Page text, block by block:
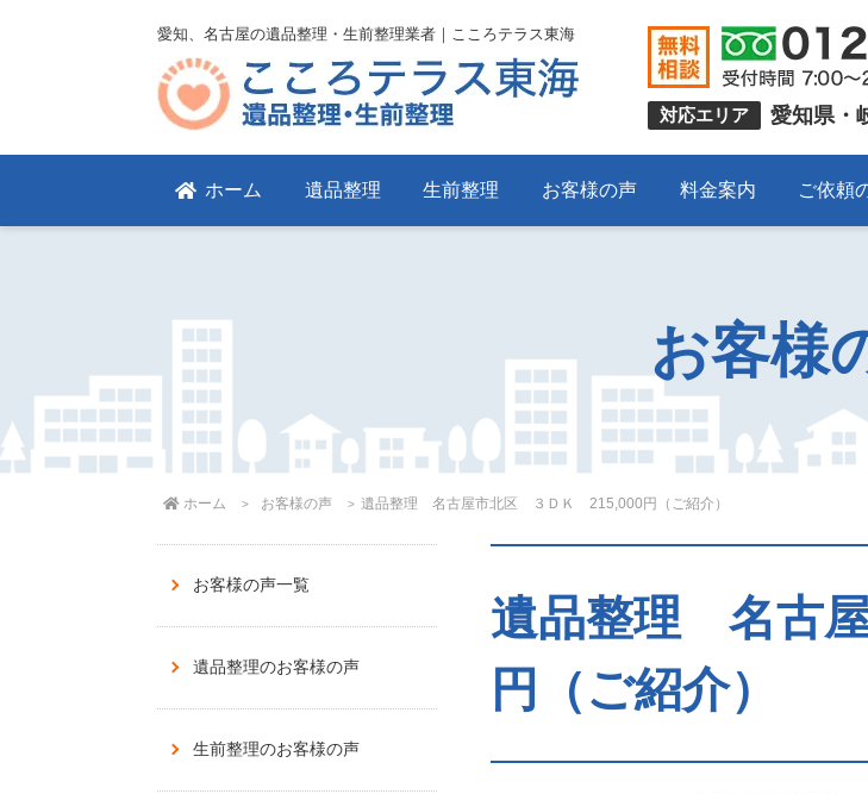
愛知、名古屋の遺品整理・生前整理業者｜こころテラス東海
対応エリア 愛知県・
ホーム 遺品整理 生前整理 お客様の声 料金案内 ご依頼
お客様
ホーム お客様の声 遺品整理 名古屋市北区 ３ＤＫ 215,000円（ご紹介）
遺品整理 名古
円（ご紹介）
お客様の声一覧
遺品整理のお客様の声
生前整理のお客様の声